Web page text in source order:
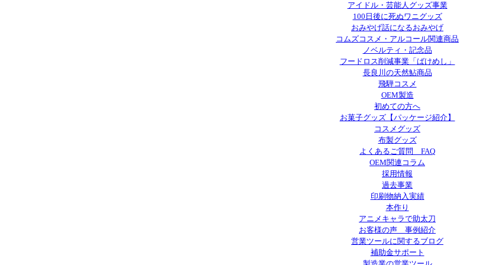
アイドル・芸能人グッズ事業
100日後に死ぬワニグッズ
おみやげ話になるおみやげ
コムズコスメ・アルコール関連商品
ノベルティ・記念品
フードロス削減事業「ばけめし」
長良川の天然鮎商品
飛騨コスメ
OEM製造
初めての方へ
お菓子グッズ【パッケージ紹介】
コスメグッズ
布製グッズ
よくあるご質問 FAQ
OEM関連コラム
採用情報
過去事業
印刷物納入実績
本作り
アニメキャラで助太刀
お客様の声 事例紹介
営業ツールに関するブログ
補助金サポート